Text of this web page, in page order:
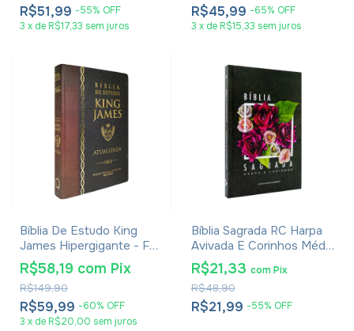
R$51,99 -55% OFF
3 x de R$17,33 sem juros
R$45,99 -65% OFF
3 x de R$15,33 sem juros
Bíblia De Estudo King
James Hipergigante - Full
Color - Capa Dura Bicolor
R$59,99 -60% OFF
R$149,90
R$58,19 com Pix
3 x de R$20,00 sem juros
Bíblia Sagrada RC Harpa
Avivada E Corinhos Média
Capa Dura Rosa De Saron
R$21,99 -55% OFF
R$48,90
R$21,33 com Pix